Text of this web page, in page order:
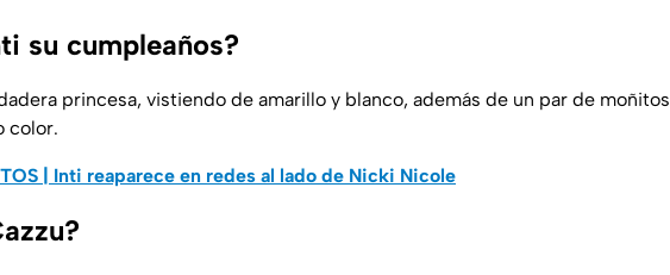
su cumpleaños?
princesa, vistiendo de amarillo y blanco, además de un par de moñitos
color.
| Inti reaparece en redes al lado de Nicki Nicole